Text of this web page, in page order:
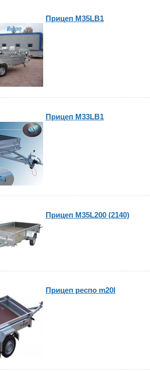
Прицеп M35LB1
Прицеп M33LB1
Прицеп M35L200 (2140)
Прицеп респо m20l